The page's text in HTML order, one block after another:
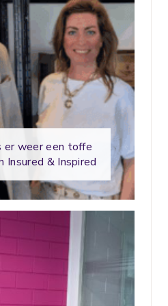
er weer een toffe
Insured & Inspired